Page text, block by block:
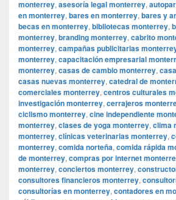
monterrey, asesoría legal monterrey,
en monterrey, bares en monterrey, bares y
becas en monterrey, bibliotecas monterrey,
monterrey, branding monterrey, cabrito
monterrey, campañas publicitarias
monterrey, capacitación empresarial
monterrey, casas de cambio monterrey,
casas nuevas monterrey, catedral de
comerciales monterrey, centros culturales
investigación monterrey, cerrajeros
ciclismo monterrey, cine independiente
monterrey, clases de yoga monterrey, clima
monterrey, clínicas veterinarias monterrey,
monterrey, comida norteña, comida rápida
de monterrey, compras por internet
monterrey, conciertos monterrey,
consultores financieros monterrey,
consultorías en monterrey, contadores en